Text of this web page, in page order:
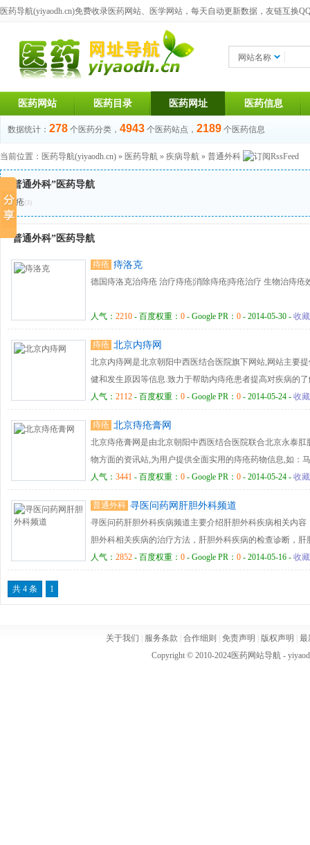
医药导航(yiyaodh.cn)免费收录医药网站、医学网站，每天自动更新数据，友链互换
网站名称
医药网站 医药目录 医药网址 医药信息
数据统计： 278 个医药分类， 4943 个医药站点， 2189 个医药信息
当前位置： 医药导航(yiyaodh.cn) » 医药导航 » 疾病导航 » 普通外科
“普通外科”医药导航
痔疮(3)
“普通外科”医药导航
痔疮 痔洛克
德国痔洛克治痔疮 治疗痔疮|消除痔疮|痔疮治疗 生物治痔
人气： 2210 - 百度权重： 0 - Google PR： 0 - 2014-05-30 - 收藏
痔疮 北京内痔网
北京内痔网是北京朝阳中西医结合医院旗下网站,网站主要
健和发生原因等信息.致力于帮助内痔疮患者提高对疾病的
误病情!
人气： 2112 - 百度权重： 0 - Google PR： 0 - 2014-05-24 - 收藏
痔疮 北京痔疮膏网
北京痔疮膏网是由北京朝阳中西医结合医院联合北京永泰
物方面的资讯站,为用户提供全面实用的痔疮药物信息,如：
效果好、马应龙痔疮栓价格费用、痔疮膏多少钱一盒、痔
人气： 3441 - 百度权重： 0 - Google PR： 0 - 2014-05-24 - 收藏
普通外科 寻医问药网肝胆外科频道
寻医问药肝胆外科疾病频道主要介绍肝胆外科疾病相关内
胆外科相关疾病的治疗方法，肝胆外科疾病的检查诊断，
院等相关内容
人气： 2852 - 百度权重： 0 - Google PR： 0 - 2014-05-16 - 收藏
共 4 条 1
关于我们 服务条款 合作细则 免责声明 版权声明
最
Copyright © 2010-2024医药网站导航-